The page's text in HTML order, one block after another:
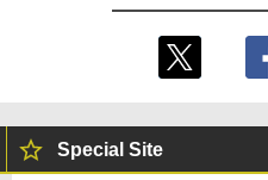
Special Site